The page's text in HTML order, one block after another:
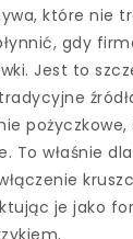
które nie
gdy
Jest to
To właśnie
je jako